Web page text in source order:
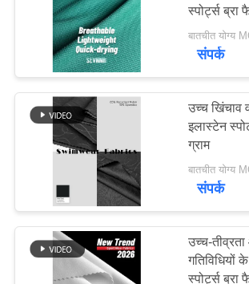
इको फ्रेंडली
फैब्रिक
स्पोर्ट्स ब्रा
बातचीत योग्य
संपर्क
उच्च खिंचाव
इलास्टेन
ग्राम
बातचीत योग्य
संपर्क
उच्च-
गतिविधियों
स्पोर्ट्स ब्रा